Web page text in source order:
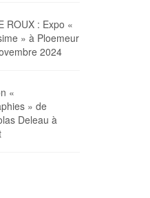
ROUX : Expo «
» à Ploemeur
2024
«
» de
Deleau à